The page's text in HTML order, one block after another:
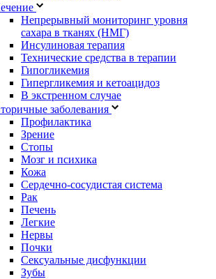
Непрерывный мониторинг уровня
сахара в тканях (НМГ)
Инсулиновая терапия
Технические средства в терапии
Гипогликемия
Гипергликемия и кетоацидоз
В экстренном случае
заболевания
Профилактика
Зрение
Стопы
Мозг и психика
Кожа
Сердечно-сосудистая система
Рак
Печень
Легкие
Нервы
Почки
Сексуальные дисфункции
Зубы